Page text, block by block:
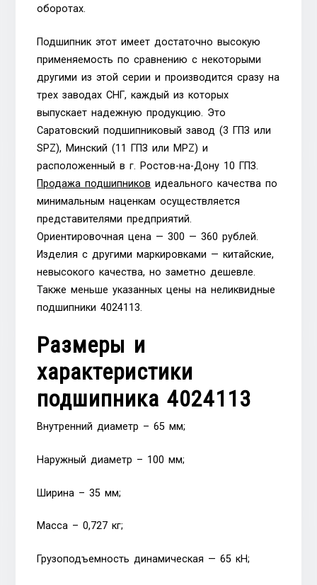
оборотах.
Подшипник этот имеет достаточно высокую
применяемость по сравнению с некоторыми
другими из этой серии и производится сразу на
трех заводах СНГ, каждый из которых
выпускает надежную продукцию. Это
Саратовский подшипниковый завод (3 ГПЗ или
SPZ), Минский (11 ГПЗ или MPZ) и
расположенный в г. Ростов-на-Дону 10 ГПЗ.
Продажа подшипников идеального качества по
минимальным наценкам осуществляется
представителями предприятий.
Ориентировочная цена — 300 — 360 рублей.
Изделия с другими маркировками — китайские,
невысокого качества, но заметно дешевле.
Также меньше указанных цены на неликвидные
подшипники 4024113.
Размеры и
характеристики
подшипника 4024113
Внутренний диаметр – 65 мм;
Наружный диаметр – 100 мм;
Ширина – 35 мм;
Масса – 0,727 кг;
Грузоподъемность динамическая — 65 кН;